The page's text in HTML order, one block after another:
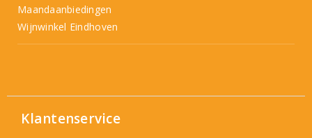
Maandaanbiedingen
Wijnwinkel Eindhoven
Klantenservice